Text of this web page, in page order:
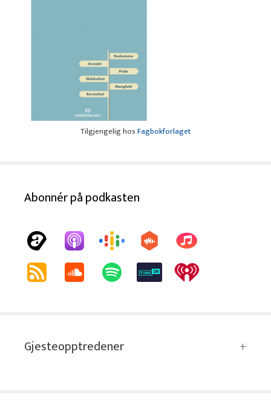
Tilgjengelig hosFagbokforlaget
Abonnér på podkasten
Gjesteopptredener